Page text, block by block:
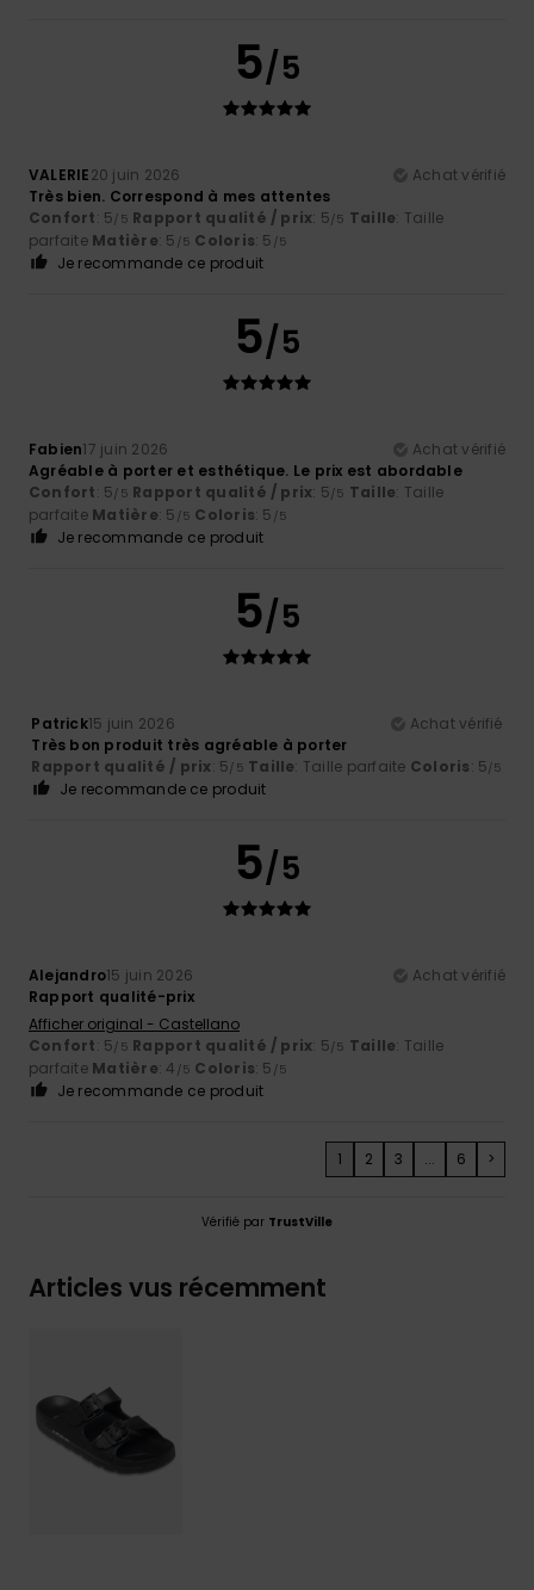
5/5
VALERIE20 juin 2026
Achat vérifié
Très bien. Correspond à mes attentes
Confort: 5/5 Rapport qualité / prix: 5/5 Taille: Taille
parfaite Matière: 5 /5 Coloris: 5 /5
Je recommande ce produit
5/5
Fabien17 juin 2026
Achat vérifié
Agréable à porter et esthétique. Le prix est abordable
Confort: 5/5 Rapport qualité / prix: 5/5 Taille: Taille
parfaite Matière: 5 /5 Coloris: 5 /5
Je recommande ce produit
5/5
Patrick15 juin 2026
Achat vérifié
Très bon produit très agréable à porter
Rapport qualité / prix: 5/5 Taille: Taille parfaite Coloris: 5/5
Je recommande ce produit
5/5
Alejandro15 juin 2026
Achat vérifié
Rapport qualité-prix
Afficher original - Castellano
Confort: 5/5 Rapport qualité / prix: 5/5 Taille: Taille
parfaite Matière: 4 /5 Coloris: 5 /5
Je recommande ce produit
1 2 3 ... 6 >
Vérifié par TrustVille
Articles vus récemment